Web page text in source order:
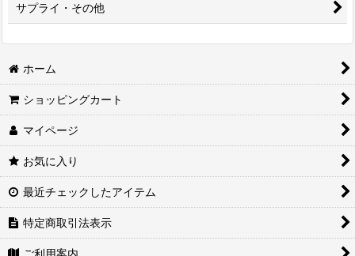
サプライ・その他
ホーム
ショッピングカート
マイページ
お気に入り
最近チェックしたアイテム
特定商取引法表示
ご利用案内